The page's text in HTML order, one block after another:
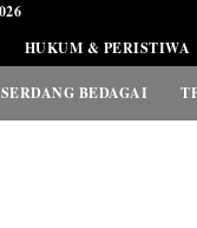
HUKUM & PERISTIWA
SERDANG BEDAGAI